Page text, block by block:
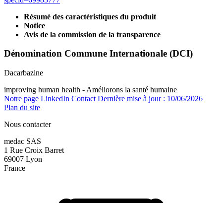
Résumé des caractéristiques du produit
Notice
Avis de la commission de la transparence
Dénomination Commune Internationale (DCI)
Dacarbazine
improving human health - Améliorons la santé humaine
Notre page LinkedIn Contact Dernière mise à jour : 10/06/2026
Plan du site
Nous contacter
medac SAS
1 Rue Croix Barret
69007 Lyon
France